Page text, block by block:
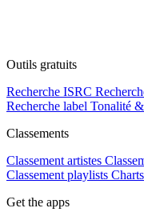
Outils gratuits
Recherche ISRC
Recherche label Tonalité
Classements
Classement artistes
Classement playlists Charts
Get the apps